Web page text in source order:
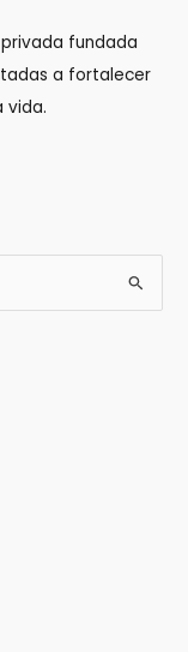
fundada
a fortalecer
vida.